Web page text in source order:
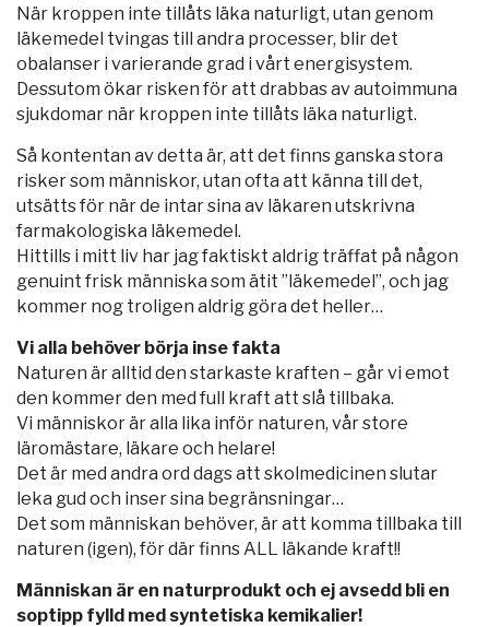
När kroppen inte tillåts läka naturligt, utan genom
läkemedel tvingas till andra processer, blir det
obalanser i varierande grad i vårt energisystem.
Dessutom ökar risken för att drabbas av autoimmuna
sjukdomar när kroppen inte tillåts läka naturligt.
Så kontentan av detta är, att det finns ganska stora
risker som människor, utan ofta att känna till det,
utsätts för när de intar sina av läkaren utskrivna
farmakologiska läkemedel.
Hittills i mitt liv har jag faktiskt aldrig träffat på någon
genuint frisk människa som ätit ”läkemedel”, och jag
kommer nog troligen aldrig göra det heller…
Vi alla behöver börja inse fakta
Naturen är alltid den starkaste kraften – går vi emot
den kommer den med full kraft att slå tillbaka.
Vi människor är alla lika inför naturen, vår store
läromästare, läkare och helare!
Det är med andra ord dags att skolmedicinen slutar
leka gud och inser sina begränsningar…
Det som människan behöver, är att komma tillbaka till
naturen (igen), för där finns ALL läkande kraft!!
Människan är en naturprodukt och ej avsedd bli en
soptipp fylld med syntetiska kemikalier!